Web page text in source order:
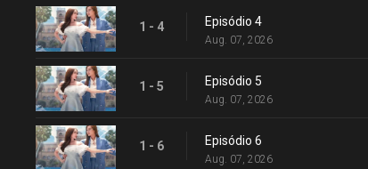
1 - 4 Episódio 4
Aug. 07, 2026
1 - 5 Episódio 5
Aug. 07, 2026
1 - 6 Episódio 6
Aug. 07, 2026